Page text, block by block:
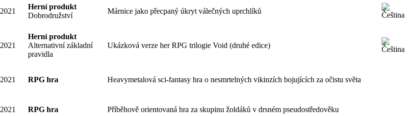
2021
Herní produkt
Dobrodružství
Márnice jako přecpaný úkryt válečných uprchlíků
2021
Herní produkt
Alternativní základní
pravidla
Ukázková verze her RPG trilogie Void (druhé edice)
2021 RPG hra Heavymetalová sci-fantasy hra o nesmrtelných vikinzích bojujících za očistu světa
2021 RPG hra Příběhově orientovaná hra za skupinu žoldáků v drsném pseudostředověku